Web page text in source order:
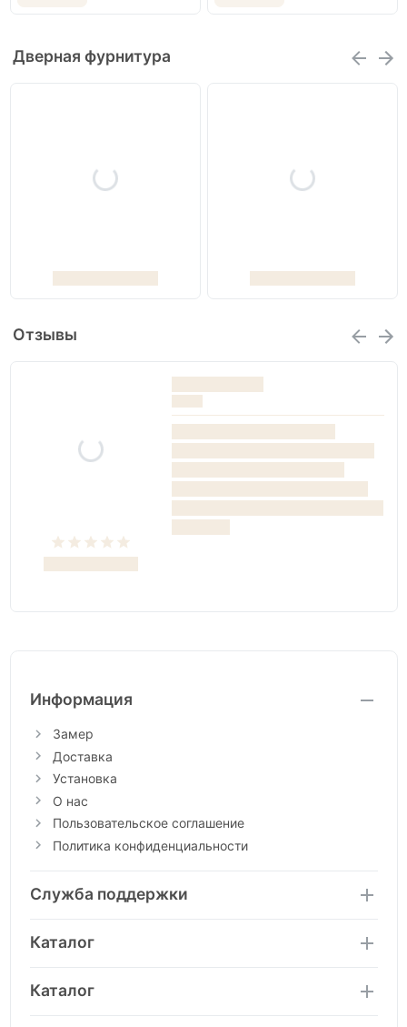
Дверная фурнитура
Отзывы
Информация
Замер
Доставка
Установка
О нас
Пользовательское соглашение
Политика конфиденциальности
Служба поддержки
Каталог
Каталог